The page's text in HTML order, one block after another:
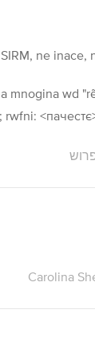
ne
mnogina wd
Carolina